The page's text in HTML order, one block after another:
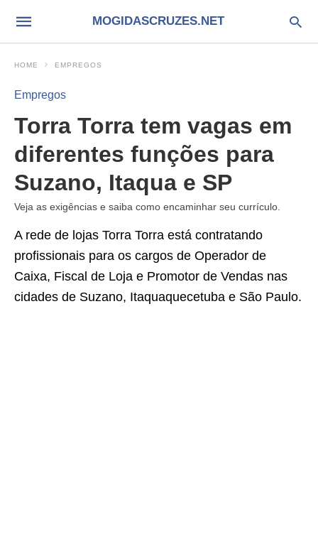
MOGIDASCRUZES.NET
HOME EMPREGOS
Empregos
Torra Torra tem vagas em
diferentes funções para
Suzano, Itaqua e SP
Veja as exigências e saiba como encaminhar seu currículo.
A rede de lojas Torra Torra está contratando
profissionais para os cargos de Operador de
Caixa, Fiscal de Loja e Promotor de Vendas nas
cidades de Suzano, Itaquaquecetuba e São Paulo.